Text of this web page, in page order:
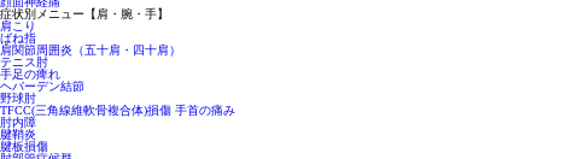
症状別メニュー【肩・腕・手】
肩こり
ばね指
肩関節周囲炎（五十肩・四十肩）
テニス肘
手足の痺れ
ヘバーデン結節
野球肘
TFCC(三角線維軟骨複合体)損傷 手首の痛み
肘内障
腱鞘炎
腱板損傷